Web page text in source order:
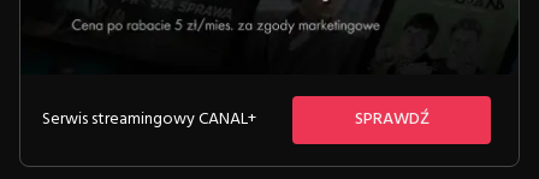
Serwis streamingowy CANAL+ SPRAWDŹ